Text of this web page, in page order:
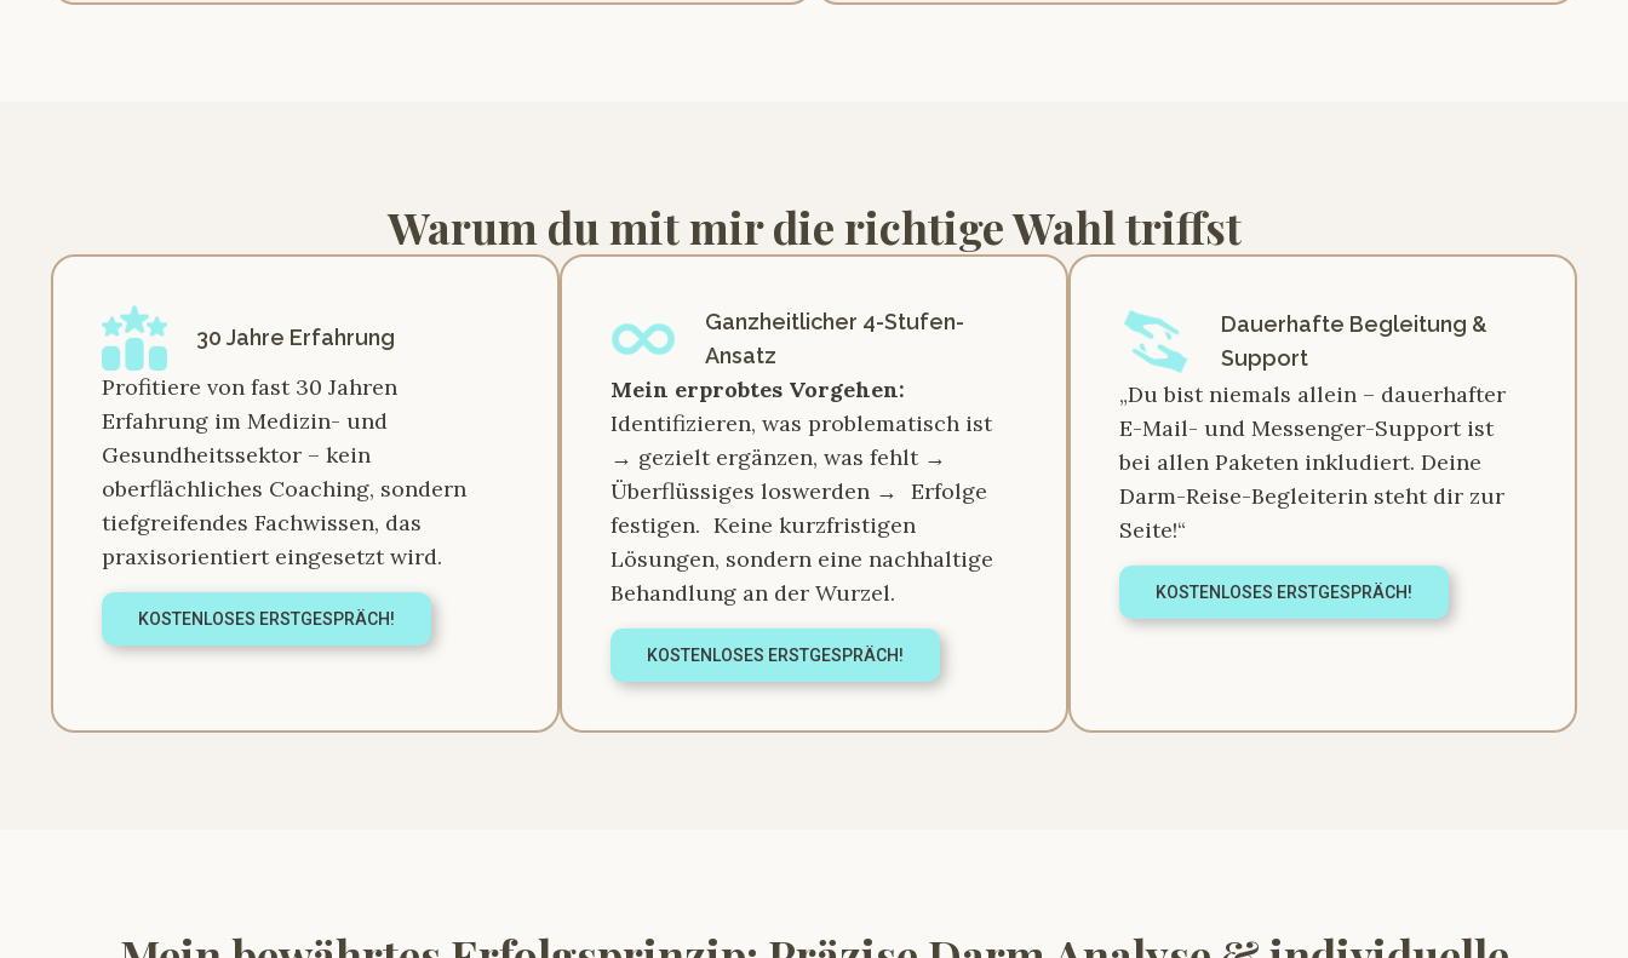
Warum du mit mir die richtige Wahl triffst
30 Jahre Erfahrung
Profitiere von fast 30 Jahren
Erfahrung im Medizin- und
Gesundheitssektor – kein
oberflächliches Coaching, sondern
tiefgreifendes Fachwissen, das
praxisorientiert eingesetzt wird.
KOSTENLOSES ERSTGESPRÄCH!
Ganzheitlicher 4-Stufen-
Ansatz
Mein erprobtes Vorgehen:
Identifizieren, was problematisch ist
→ gezielt ergänzen, was fehlt →
Überflüssiges loswerden → Erfolge
festigen. Keine kurzfristigen
Lösungen, sondern eine nachhaltige
Behandlung an der Wurzel.
KOSTENLOSES ERSTGESPRÄCH!
Dauerhafte Begleitung &
Support
„Du bist niemals allein – dauerhafter
E-Mail- und Messenger-Support ist
bei allen Paketen inkludiert. Deine
Darm-Reise-Begleiterin steht dir zur
Seite!“
KOSTENLOSES ERSTGESPRÄCH!